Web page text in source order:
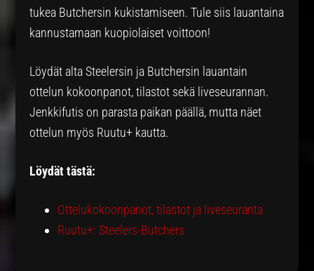
tukea Butchersin kukistamiseen. Tule siis lauantaina
kannustamaan kuopiolaiset voittoon!
Löydät alta Steelersin ja Butchersin lauantain
ottelun kokoonpanot, tilastot sekä liveseurannan.
Jenkkifutis on parasta paikan päällä, mutta näet
ottelun myös Ruutu+ kautta.
Löydät tästä:
Ottelukokoonpanot, tilastot ja liveseuranta
Ruutu+: Steelers-Butchers